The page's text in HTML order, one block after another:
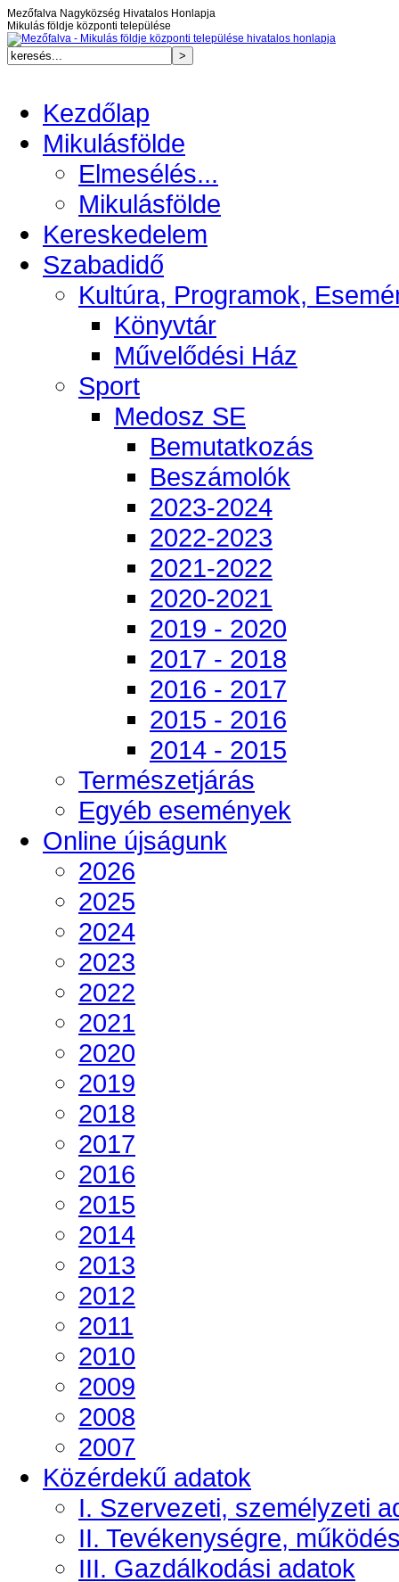
Mezőfalva Nagyközség Hivatalos Honlapja
Mikulás földje központi települése
Kezdőlap
Mikulásfölde
Elmesélés...
Mikulásfölde
Kereskedelem
Szabadidő
Kultúra, Programok,
Könyvtár
Művelődési Ház
Sport
Medosz SE
Bemutatkozás
Beszámolók
2023-2024
2022-2023
2021-2022
2020-2021
2019 - 2020
2017 - 2018
2016 - 2017
2015 - 2016
2014 - 2015
Természetjárás
Egyéb események
Online újságunk
2026
2025
2024
2023
2022
2021
2020
2019
2018
2017
2016
2015
2014
2013
2012
2011
2010
2009
2008
2007
Közérdekű adatok
I. Szervezeti, személyzeti
II. Tevékenységre,
III. Gazdálkodási adatok